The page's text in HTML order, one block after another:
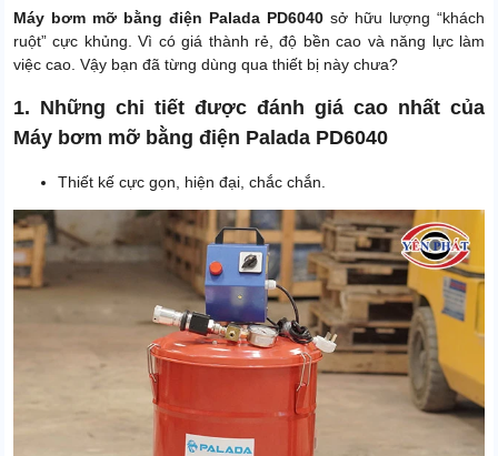
Máy bơm mỡ bằng điện Palada PD6040 sở hữu lượng “khách
ruột” cực khủng. Vì có giá thành rẻ, độ bền cao và năng lực làm
việc cao. Vậy bạn đã từng dùng qua thiết bị này chưa?
1. Những chi tiết được đánh giá cao nhất của
Máy bơm mỡ bằng điện Palada PD6040
Thiết kế cực gọn, hiện đại, chắc chắn.